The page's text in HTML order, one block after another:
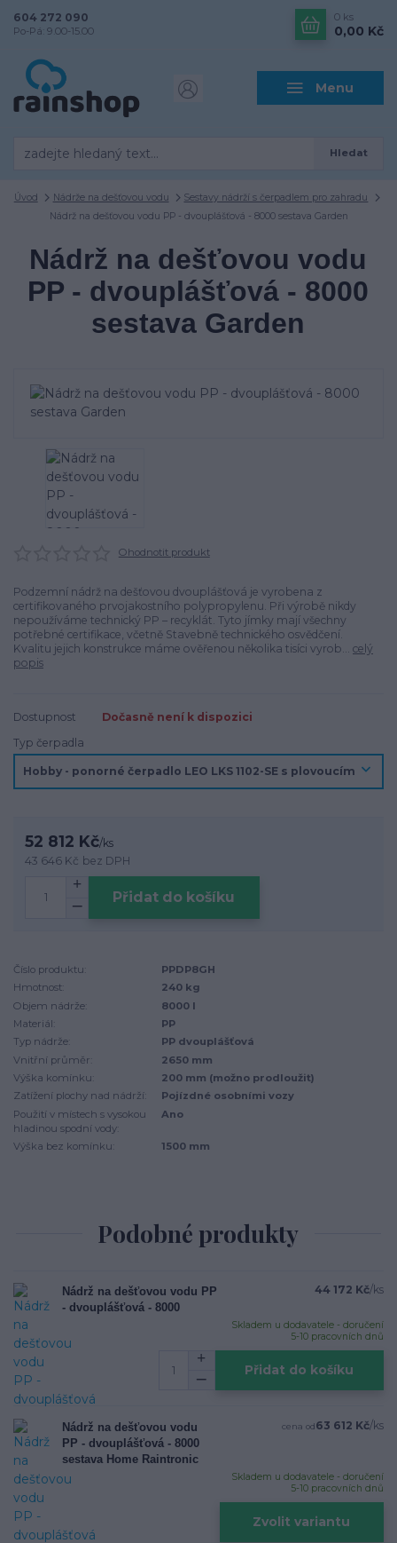
Menu
Hledat
604 272 090
Po-Pá: 9.00-15.00
0 ks
0,00 Kč
Úvod Nádrže na dešťovou vodu
Sestavy nádrží s čerpadlem pro zahradu
Nádrž na dešťovou vodu PP - dvouplášťová - 8000 sestava Garden
Nádrž na dešťovou vodu
PP - dvouplášťová - 8000
sestava Garden
Ohodnotit produkt
Podzemní nádrž na dešťovou dvouplášťová je vyrobena z
certifikovaného prvojakostního polypropylenu. Při výrobě nikdy
nepoužíváme technický PP – recyklát. Tyto jímky mají všechny
potřebné certifikace, včetně Stavebně technického osvědčení.
Kvalitu jejich konstrukce máme ověřenou několika tisíci vyrob... celý
popis
Dostupnost
Dočasně není k dispozici
Typ čerpadla
52 812 Kč/ks
43 646 Kč bez DPH
Přidat do košíku
Číslo produktu:
PPDP8GH
Hmotnost:
240 kg
Objem nádrže:
8000 l
Materiál:
PP
Typ nádrže:
PP dvouplášťová
Vnitřní průměr:
2650 mm
Výška komínku:
200 mm (možno prodloužit)
Zatížení plochy nad nádrží:
Pojízdné osobními vozy
Použití v místech s vysokou
hladinou spodní vody:
Ano
Výška bez komínku: 1500 mm
Podobné produkty
Nádrž na dešťovou vodu PP
- dvouplášťová - 8000
44 172 Kč/ks
Skladem u dodavatele - doručení
5-10 pracovních dnů
Přidat do košíku
Nádrž na dešťovou vodu
PP - dvouplášťová - 8000
sestava Home Raintronic
cena od63 612 Kč/ks
Skladem u dodavatele - doručení
5-10 pracovních dnů
Zvolit variantu